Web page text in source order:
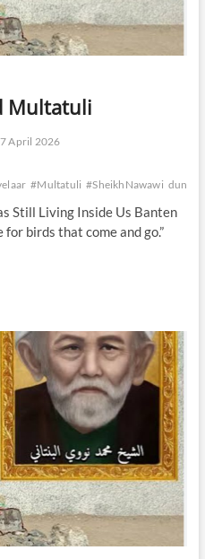
Multatuli
7 April 2026
#Multatuli #SheikhNawawi
Still Living Inside Us Banten
birds that come and go.”